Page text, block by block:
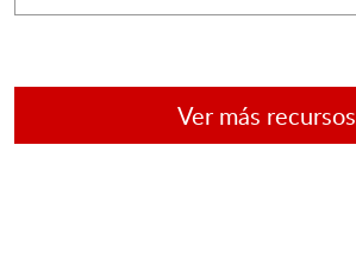
Ver más recursos